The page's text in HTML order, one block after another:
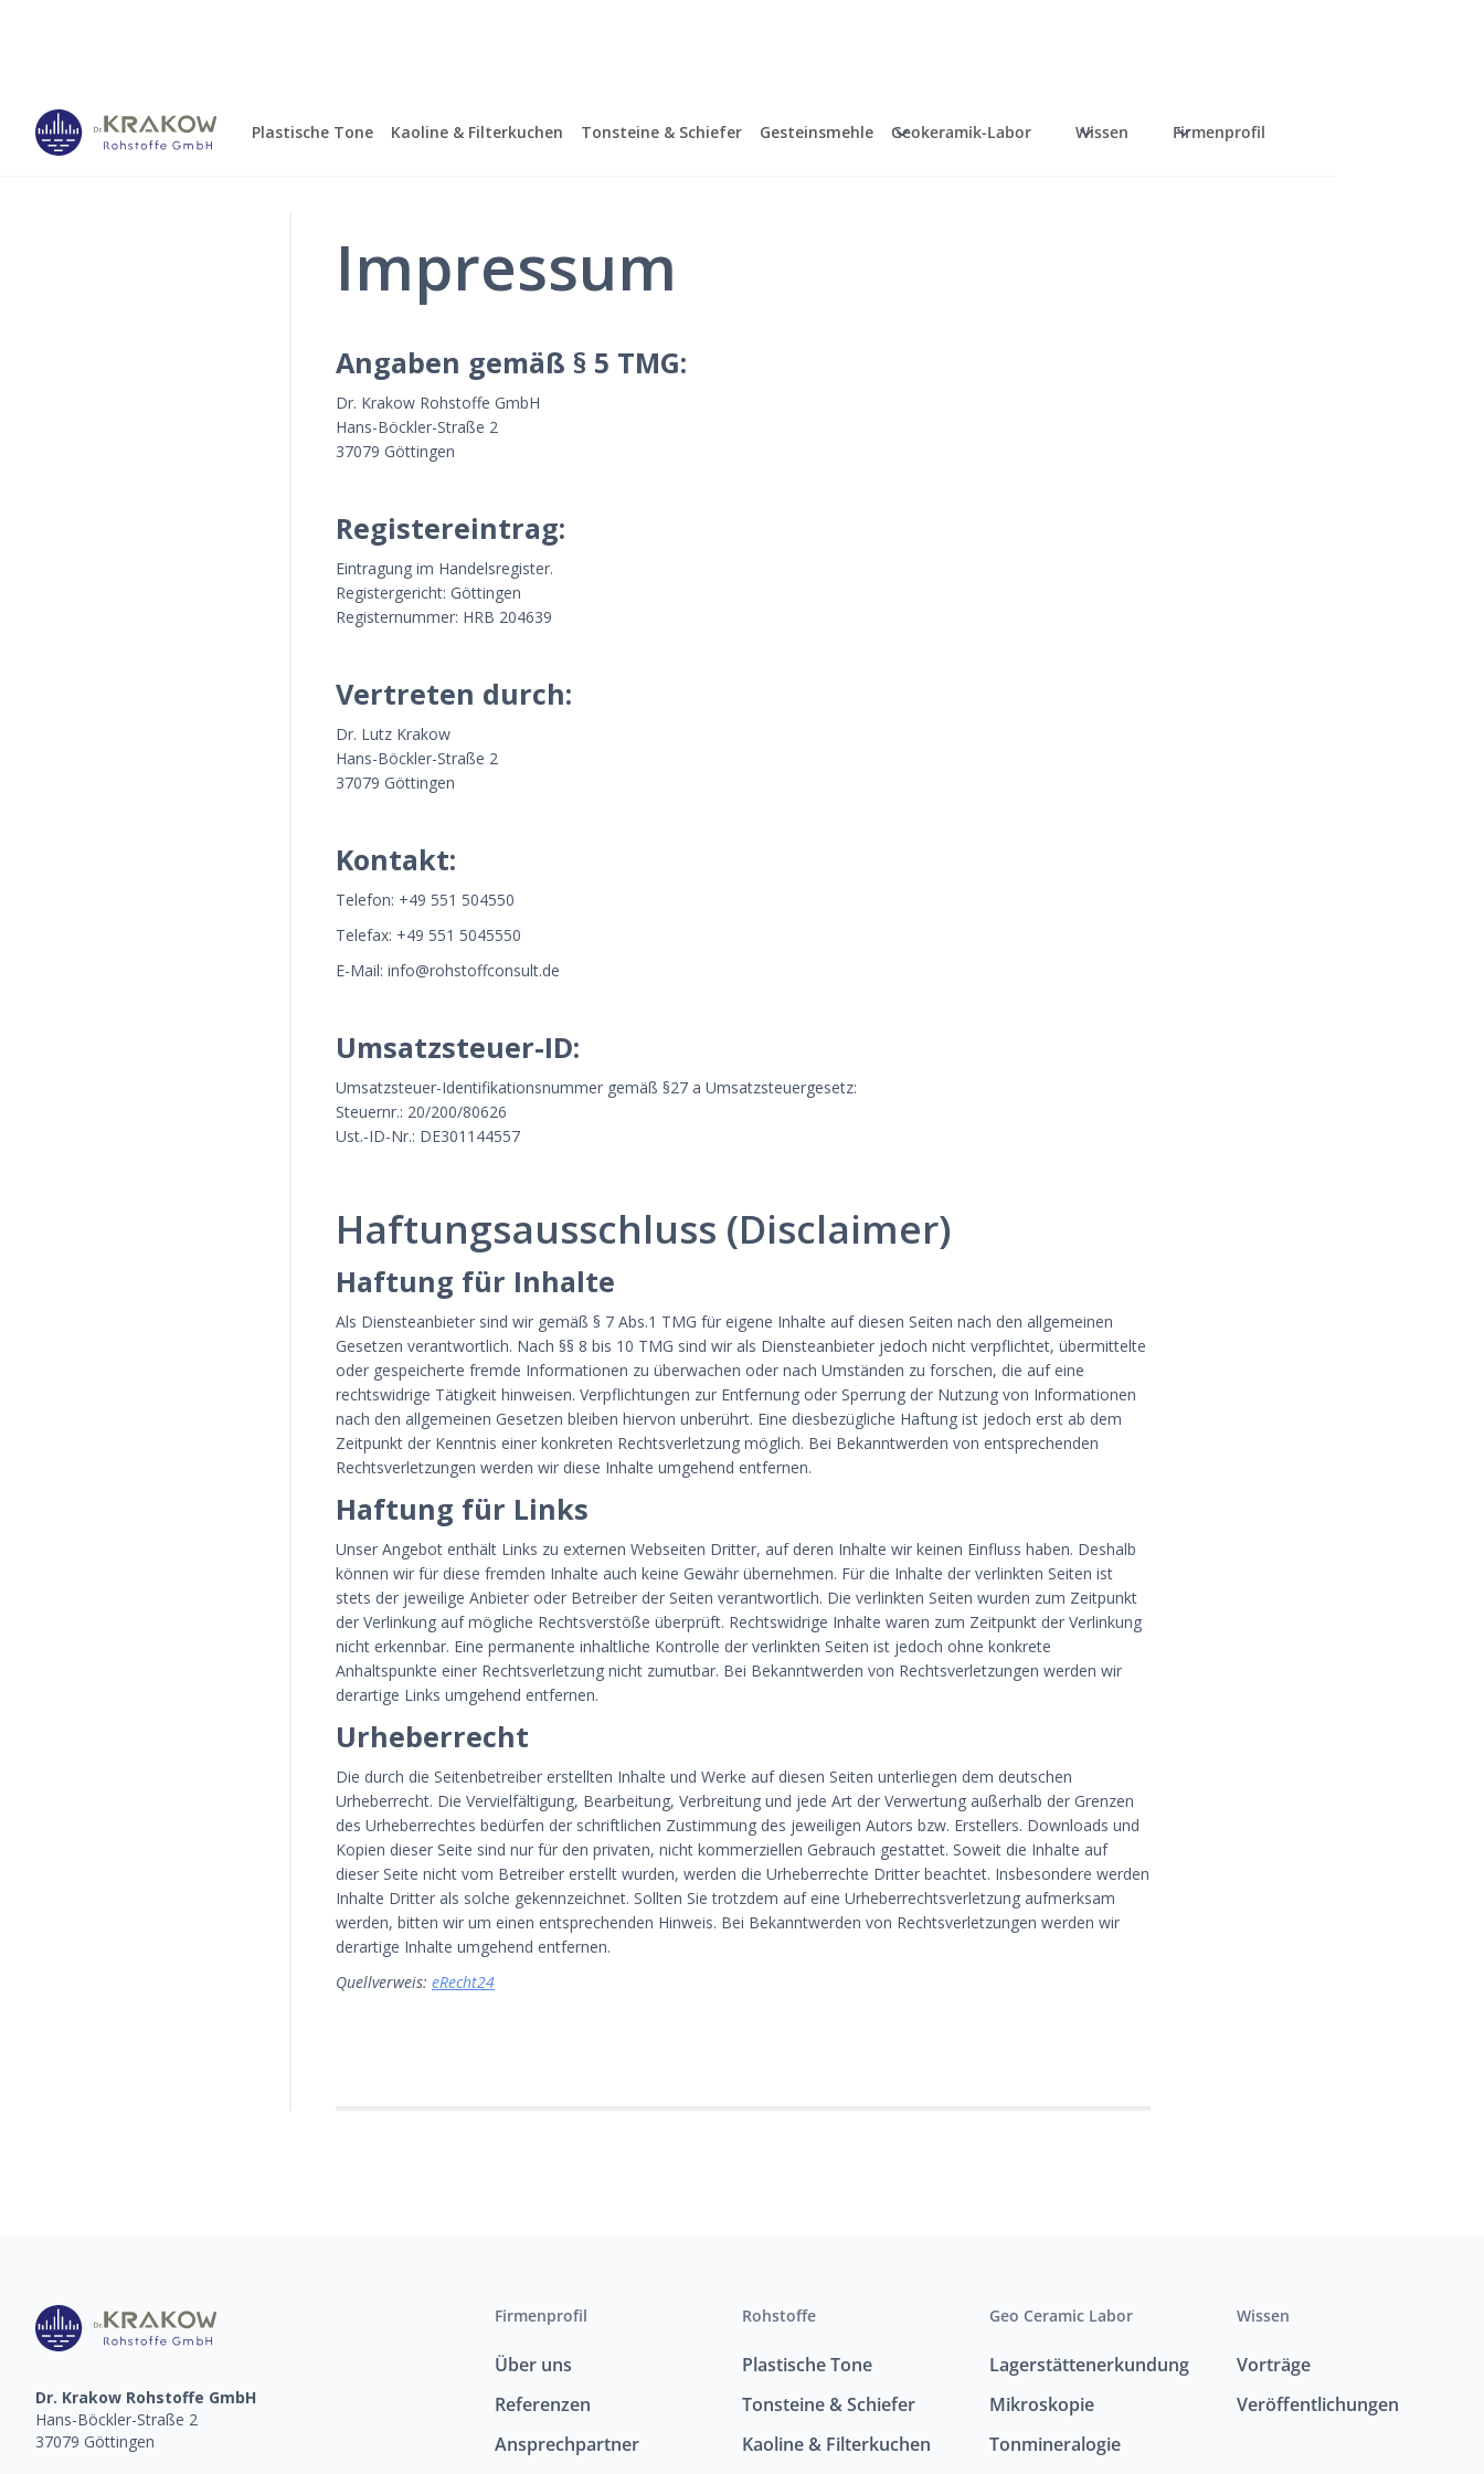
Plastische Tone Kaoline & Filterkuchen Tonsteine & Schiefer Gesteinsmehle Geokeramik-Labor Wissen Firmenprofil
Impressum
Angaben gemäß § 5 TMG:
Dr. Krakow Rohstoffe GmbH
Hans-Böckler-Straße 2
37079 Göttingen
Registereintrag:
Eintragung im Handelsregister.
Registergericht: Göttingen
Registernummer: HRB 204639
Vertreten durch:
Dr. Lutz Krakow
Hans-Böckler-Straße 2
37079 Göttingen
Kontakt:
Telefon: +49 551 504550
Telefax: +49 551 5045550
E-Mail: info@rohstoffconsult.de
Umsatzsteuer-ID:
Umsatzsteuer-Identifikationsnummer gemäß §27 a Umsatzsteuergesetz:
Steuernr.: 20/200/80626
Ust.-ID-Nr.: DE301144557
Haftungsausschluss (Disclaimer)
Haftung für Inhalte
Als Diensteanbieter sind wir gemäß § 7 Abs.1 TMG für eigene Inhalte auf diesen Seiten nach den allgemeinen
Gesetzen verantwortlich. Nach §§ 8 bis 10 TMG sind wir als Diensteanbieter jedoch nicht verpflichtet, übermittelte
oder gespeicherte fremde Informationen zu überwachen oder nach Umständen zu forschen, die auf eine
rechtswidrige Tätigkeit hinweisen. Verpflichtungen zur Entfernung oder Sperrung der Nutzung von Informationen
nach den allgemeinen Gesetzen bleiben hiervon unberührt. Eine diesbezügliche Haftung ist jedoch erst ab dem
Zeitpunkt der Kenntnis einer konkreten Rechtsverletzung möglich. Bei Bekanntwerden von entsprechenden
Rechtsverletzungen werden wir diese Inhalte umgehend entfernen.
Haftung für Links
Unser Angebot enthält Links zu externen Webseiten Dritter, auf deren Inhalte wir keinen Einfluss haben. Deshalb
können wir für diese fremden Inhalte auch keine Gewähr übernehmen. Für die Inhalte der verlinkten Seiten ist
stets der jeweilige Anbieter oder Betreiber der Seiten verantwortlich. Die verlinkten Seiten wurden zum Zeitpunkt
der Verlinkung auf mögliche Rechtsverstöße überprüft. Rechtswidrige Inhalte waren zum Zeitpunkt der Verlinkung
nicht erkennbar. Eine permanente inhaltliche Kontrolle der verlinkten Seiten ist jedoch ohne konkrete
Anhaltspunkte einer Rechtsverletzung nicht zumutbar. Bei Bekanntwerden von Rechtsverletzungen werden wir
derartige Links umgehend entfernen.
Urheberrecht
Die durch die Seitenbetreiber erstellten Inhalte und Werke auf diesen Seiten unterliegen dem deutschen
Urheberrecht. Die Vervielfältigung, Bearbeitung, Verbreitung und jede Art der Verwertung außerhalb der Grenzen
des Urheberrechtes bedürfen der schriftlichen Zustimmung des jeweiligen Autors bzw. Erstellers. Downloads und
Kopien dieser Seite sind nur für den privaten, nicht kommerziellen Gebrauch gestattet. Soweit die Inhalte auf
dieser Seite nicht vom Betreiber erstellt wurden, werden die Urheberrechte Dritter beachtet. Insbesondere werden
Inhalte Dritter als solche gekennzeichnet. Sollten Sie trotzdem auf eine Urheberrechtsverletzung aufmerksam
werden, bitten wir um einen entsprechenden Hinweis. Bei Bekanntwerden von Rechtsverletzungen werden wir
derartige Inhalte umgehend entfernen.
Quellverweis: eRecht24
Dr. Krakow Rohstoffe GmbH
Hans-Böckler-Straße 2
37079 Göttingen
Firmenprofil
Über uns
Referenzen
Ansprechpartner
Rohstoffe
Plastische Tone
Tonsteine & Schiefer
Kaoline & Filterkuchen
Geo Ceramic Labor
Lagerstättenerkundung
Mikroskopie
Tonmineralogie
Wissen
Vorträge
Veröffentlichungen